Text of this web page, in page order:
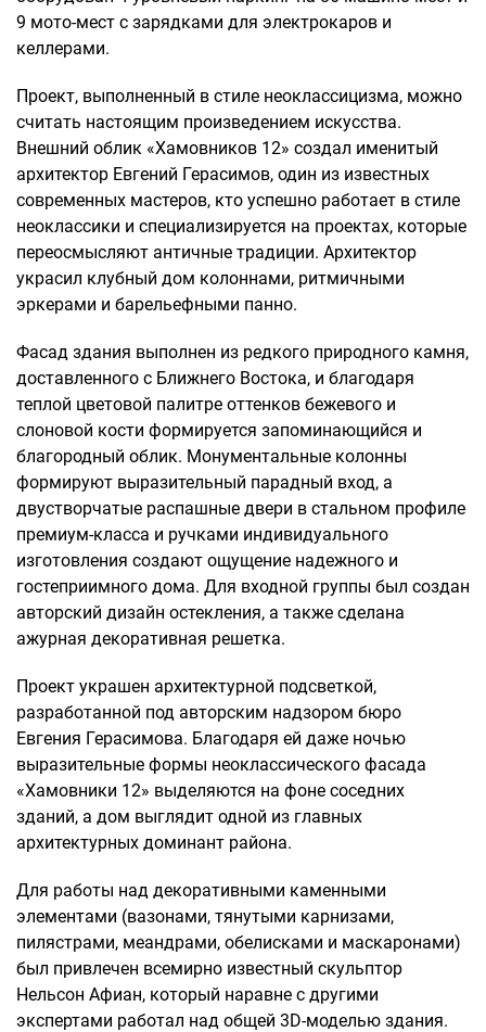
9 мото-мест с зарядками для электрокаров и
келлерами.
Проект, выполненный в стиле неоклассицизма, можно
считать настоящим произведением искусства.
Внешний облик «Хамовников 12» создал именитый
архитектор Евгений Герасимов, один из известных
современных мастеров, кто успешно работает в стиле
неоклассики и специализируется на проектах, которые
переосмысляют античные традиции. Архитектор
украсил клубный дом колоннами, ритмичными
эркерами и барельефными панно.
Фасад здания выполнен из редкого природного камня,
доставленного с Ближнего Востока, и благодаря
теплой цветовой палитре оттенков бежевого и
слоновой кости формируется запоминающийся и
благородный облик. Монументальные колонны
формируют выразительный парадный вход, а
двустворчатые распашные двери в стальном профиле
премиум-класса и ручками индивидуального
изготовления создают ощущение надежного и
гостеприимного дома. Для входной группы был создан
авторский дизайн остекления, а также сделана
ажурная декоративная решетка.
Проект украшен архитектурной подсветкой,
разработанной под авторским надзором бюро
Евгения Герасимова. Благодаря ей даже ночью
выразительные формы неоклассического фасада
«Хамовники 12» выделяются на фоне соседних
зданий, а дом выглядит одной из главных
архитектурных доминант района.
Для работы над декоративными каменными
элементами (вазонами, тянутыми карнизами,
пилястрами, меандрами, обелисками и маскаронами)
был привлечен всемирно известный скульптор
Нельсон Афиан, который наравне с другими
экспертами работал над общей 3D-моделью здания.